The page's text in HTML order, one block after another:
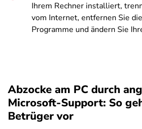
Ihrem Rechner installiert,
vom Internet, entfernen Sie
Programme und ändern Sie
Abzocke am PC durch
Microsoft-Support: So
Betrüger vor